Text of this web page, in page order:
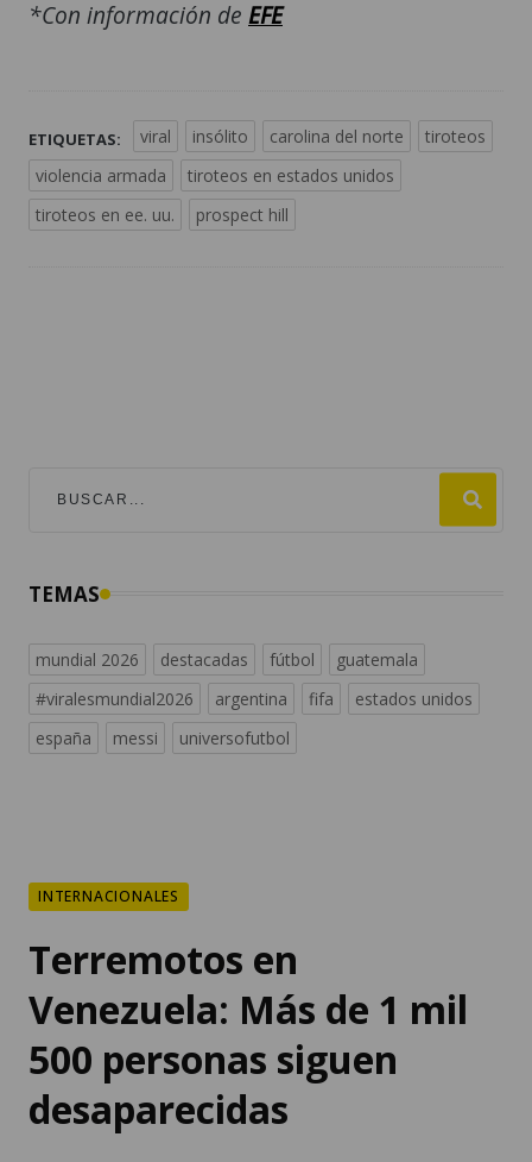
*Con información de EFE
ETIQUETAS: viral insólito carolina del norte
tiroteos
violencia armada
tiroteos en estados unidos
tiroteos en ee. uu.
prospect hill
TEMAS
mundial 2026 destacadas fútbol
guatemala
#viralesmundial2026
argentina fifa
estados unidos
españa
messi universofutbol
INTERNACIONALES
Terremotos en
Venezuela: Más de 1 mil
500 personas siguen
desaparecidas